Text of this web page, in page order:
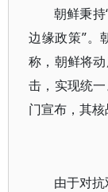
朝鲜秉
边缘政策”。
称，朝鲜将
击，实现统
门宣布，其核
由于对